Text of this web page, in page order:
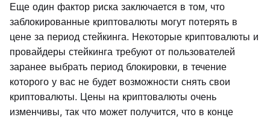
Еще один фактор риска заключается в том, что
заблокированные криптовалюты могут потерять в
цене за период стейкинга. Некоторые криптовалюты и
провайдеры стейкинга требуют от пользователей
заранее выбрать период блокировки, в течение
которого у вас не будет возможности снять свои
криптовалюты. Цены на криптовалюты очень
изменчивы, так что может получится, что в конце